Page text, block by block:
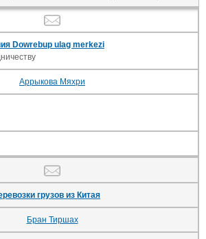
Dowrebup ulag merkezi
Аррыкова Мяхри
грузов из Китая
Бран Тиршах